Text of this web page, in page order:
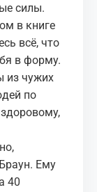
силы.
в книге
всё, что
в форму.
из чужих
по
Ему
40